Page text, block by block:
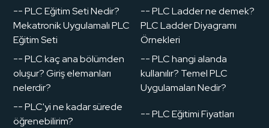
-- PLC Eğitim Seti Nedir?
Mekatronik Uygulamalı PLC
Eğitim Seti
-- PLC Ladder ne demek?
PLC Ladder Diyagramı
Örnekleri
-- PLC kaç ana bölümden
oluşur? Giriş elemanları
nelerdir?
-- PLC hangi alanda
kullanılır? Temel PLC
Uygulamaları Nedir?
-- PLC'yi ne kadar sürede
öğrenebilirim?
-- PLC Eğitimi Fiyatları